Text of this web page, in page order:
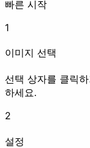
리기
화질 개선
빠른 시작
1
이미지 선택
선택 상자를 클릭
하세요.
2
설정